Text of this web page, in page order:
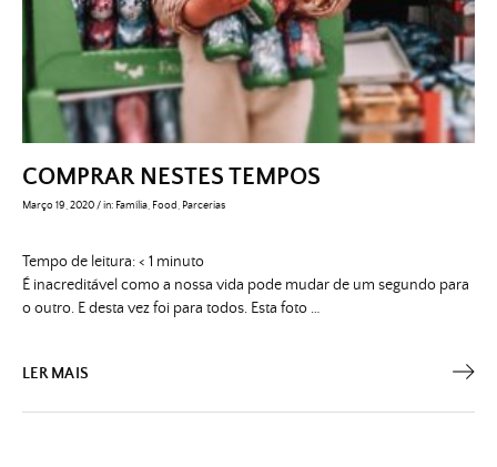
COMPRAR NESTES TEMPOS
Março 19, 2020/in: Família, Food, Parcerias
Tempo de leitura:< 1 minuto
É inacreditável como a nossa vida pode mudar de um segundo para
o outro. E desta vez foi para todos. Esta foto …
LER MAIS